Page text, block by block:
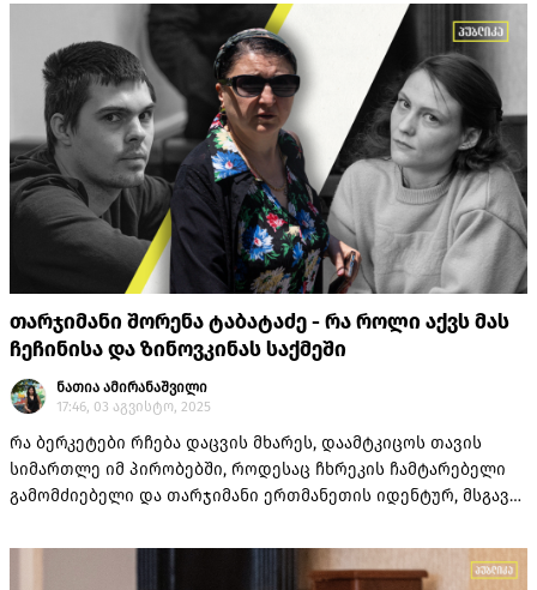
თარჯიმანი შორენა ტაბატაძე - რა როლი აქვს მას
ჩეჩინისა და ზინოვკინას საქმეში
ნათია ამირანაშვილი
17:46, 03 აგვისტო, 2025
რა ბერკეტები რჩება დაცვის მხარეს, დაამტკიცოს თავის
სიმართლე იმ პირობებში, როდესაც ჩხრეკის ჩამტარებელი
გამომძიებელი და თარჯიმანი ერთმანეთის იდენტურ, მსგავს,
რით განსხვავდება საეჭვო კომპანიაში დასაქმებული შორენა
ტაბატაძის მონაწილეობა და გამოკითხვის ოქმი, საგამოძიებო